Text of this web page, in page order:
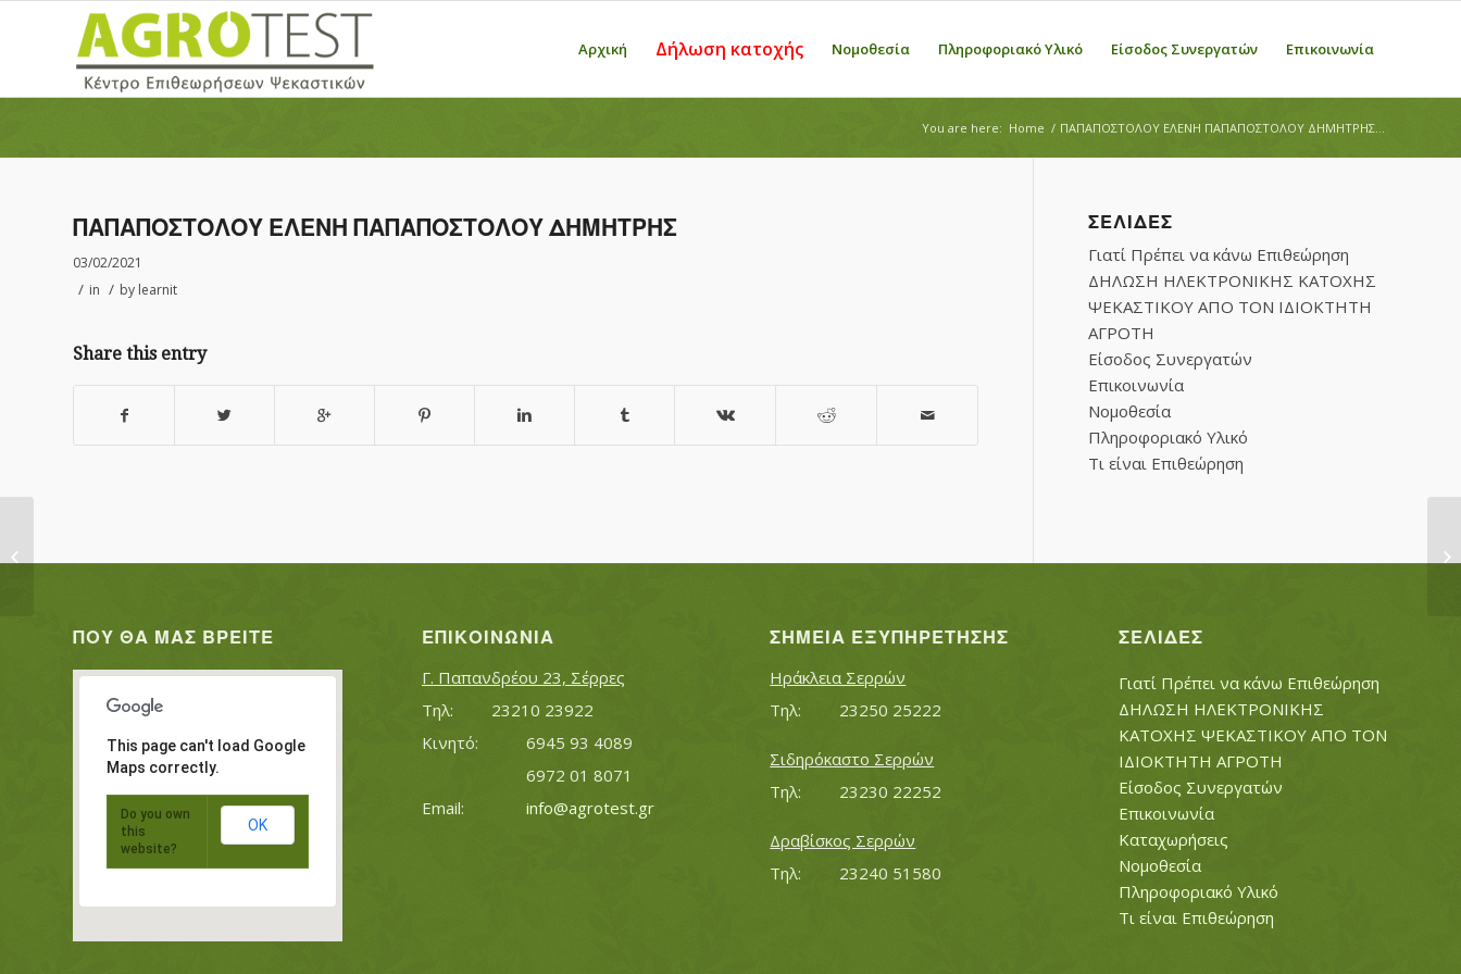
Αρχική Δήλωση κατοχής Νομοθεσία Πληροφοριακό Υλικό Είσοδος Συνεργατών Επικοινωνία
You are here: Home / ΠΑΠΑΠΟΣΤΟΛΟΥ ΕΛΕΝΗ ΠΑΠΑΠΟΣΤΟΛΟΥ ΔΗΜΗΤΡΗΣ...
ΠΑΠΑΠΟΣΤΟΛΟΥ ΕΛΕΝΗ ΠΑΠΑΠΟΣΤΟΛΟΥ ΔΗΜΗΤΡΗΣ
03/02/2021
/ in / by learnit
Share this entry
ΣΕΛΊΔΕΣ
Γιατί Πρέπει να κάνω Επιθεώρηση
ΔΗΛΩΣΗ ΗΛΕΚΤΡΟΝΙΚΗΣ ΚΑΤΟΧΗΣ
ΨΕΚΑΣΤΙΚΟΥ ΑΠΟ ΤΟΝ ΙΔΙΟΚΤΗΤΗ
ΑΓΡΟΤΗ
Είσοδος Συνεργατών
Επικοινωνία
Νομοθεσία
Πληροφοριακό Υλικό
Τι είναι Επιθεώρηση
ΠΟΥ ΘΑ ΜΑΣ ΒΡΕΊΤΕ
This page can't load Google
Maps correctly.
Do you own
this
website?
OK
ΕΠΙΚΟΙΝΩΝΊΑ
Γ. Παπανδρέου 23, Σέρρες
Τηλ:		23210 23922
Κινητό:		6945 93 4089
			6972 01 8071
info@agrotest.gr
ΣΗΜΕΊΑ ΕΞΥΠΗΡΈΤΗΣΗΣ
Ηράκλεια Σερρών
Τηλ:		23250 25222
Σιδηρόκαστο Σερρών
Τηλ:		23230 22252
Δραβίσκος Σερρών
Τηλ:		23240 51580
ΣΕΛΊΔΕΣ
Γιατί Πρέπει να κάνω Επιθεώρηση
ΔΗΛΩΣΗ ΗΛΕΚΤΡΟΝΙΚΗΣ
ΚΑΤΟΧΗΣ ΨΕΚΑΣΤΙΚΟΥ ΑΠΟ ΤΟΝ
ΙΔΙΟΚΤΗΤΗ ΑΓΡΟΤΗ
Είσοδος Συνεργατών
Επικοινωνία
Καταχωρήσεις
Νομοθεσία
Πληροφοριακό Υλικό
Τι είναι Επιθεώρηση
ΕΥΣΤΡΑΤΙΟΣ